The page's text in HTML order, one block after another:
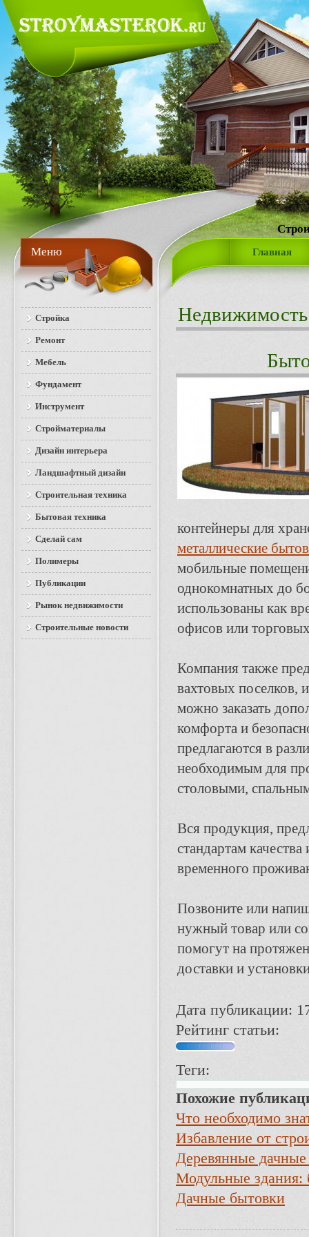
Главная
Недвижимость
контейнеры для
металлические
мобильные
однокомнатных до
использованы как
офисов или
Компания также
вахтовых поселков,
можно заказать
комфорта и
предлагаются в
необходимым для
столовыми,
Вся продукция,
стандартам
временного
Позвоните или
нужный товар или
помогут на
доставки и
Дата публикации:
Рейтинг статьи:
Теги:
Похожие
Что необходимо
Избавление от
Деревянные дачные
Мо­дуль­ные зда­ния:
Дачные бытовки
Меню
Стройка
Ремонт
Мебель
Фундамент
Инструмент
Стройматериалы
Дизайн интерьера
Ландшафтный дизайн
Строительная техника
Бытовая техника
Сделай сам
Полимеры
Публикации
Рынок недвижимости
Строительные новости